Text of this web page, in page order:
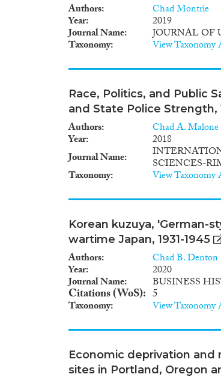
Authors Chad Montrie
Year 2019
Journal Name JOURNAL OF
Taxonomy View Taxonomy
Race, Politics, and Public
and State Police Strength,
Authors Chad A. Malone
Year
2018
Journal Name
SCIENCES-
Taxonomy View Taxonomy
Korean kuzuya, 'German-
wartime Japan, 1931-1945
Authors Chad B. Denton
Year 2020
Journal Name BUSINESS
Citations (WoS) 5
Taxonomy View Taxonomy
Economic deprivation and
sites in Portland, Oregon